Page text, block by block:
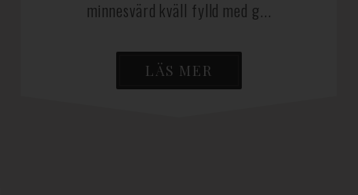
minnesvärd kväll fylld med g...
LÄS MER